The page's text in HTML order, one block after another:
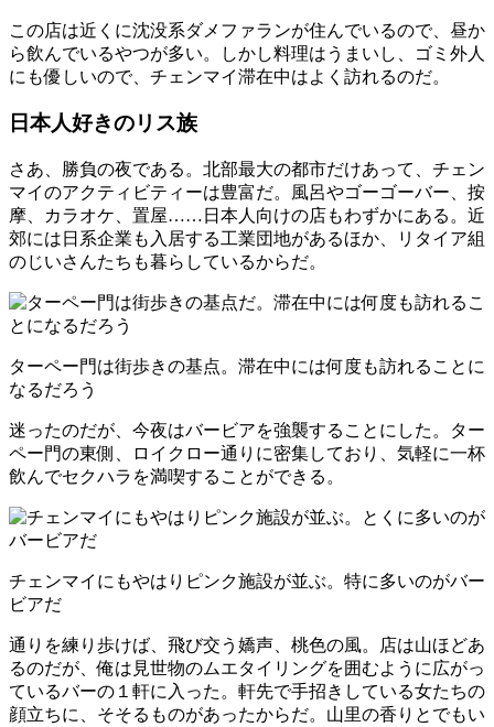
この店は近くに沈没系ダメファランが住んでいるので、昼か
ら飲んでいるやつが多い。しかし料理はうまいし、ゴミ外人
にも優しいので、チェンマイ滞在中はよく訪れるのだ。
日本人好きのリス族
さあ、勝負の夜である。北部最大の都市だけあって、チェン
マイのアクティビティーは豊富だ。風呂やゴーゴーバー、按
摩、カラオケ、置屋……日本人向けの店もわずかにある。近
郊には日系企業も入居する工業団地があるほか、リタイア組
のじいさんたちも暮らしているからだ。
ターペー門は街歩きの基点。滞在中には何度も訪れることに
なるだろう
迷ったのだが、今夜はバービアを強襲することにした。ター
ペー門の東側、ロイクロー通りに密集しており、気軽に一杯
飲んでセクハラを満喫することができる。
チェンマイにもやはりピンク施設が並ぶ。特に多いのがバー
ビアだ
通りを練り歩けば、飛び交う嬌声、桃色の風。店は山ほどあ
るのだが、俺は見世物のムエタイリングを囲むように広がっ
ているバーの１軒に入った。軒先で手招きしている女たちの
顔立ちに、そそるものがあったからだ。山里の香りとでもい